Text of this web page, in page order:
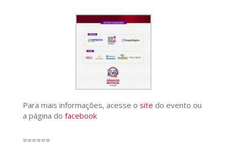
Para mais informações, acesse o site do evento ou
a página do facebook
======